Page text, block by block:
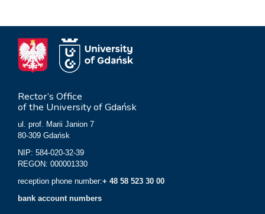
Rector’s Office
of the University of Gdańsk
ul. prof. Marii Janion 7
80-309 Gdańsk
NIP: 584-020-32-39
REGON: 000001330
reception phone number:+ 48 58 523 30 00
bank account numbers